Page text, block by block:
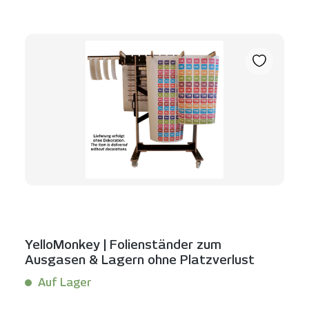
YelloMonkey | Folienständer zum
Ausgasen & Lagern ohne Platzverlust
Auf Lager